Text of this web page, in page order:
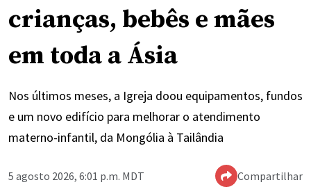
crianças, bebês e mães
em toda a Ásia
Nos últimos meses, a Igreja doou equipamentos, fundos
e um novo edifício para melhorar o atendimento
materno-infantil, da Mongólia à Tailândia
5 agosto 2026, 6:01 p.m. MDT Compartilhar